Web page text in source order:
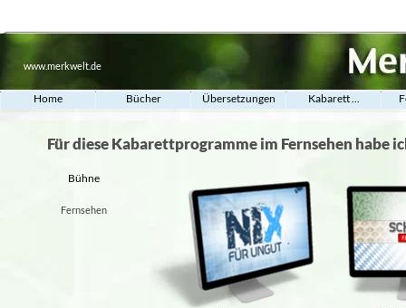
www.merkwelt.de
Home Bücher Übersetzungen Kabarett ...
Bühne
Fernsehen
Für diese Kabarettprogramme im Fernsehen habe